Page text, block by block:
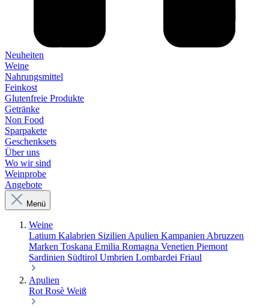
Neuheiten
Weine
Nahrungsmittel
Feinkost
Glutenfreie Produkte
Getränke
Non Food
Sparpakete
Geschenksets
Über uns
Wo wir sind
Weinprobe
Angebote
Menü
Weine
Latium Kalabrien Sizilien Apulien Kampanien Abruzzen
Marken Toskana Emilia Romagna Venetien Piemont
Sardinien Südtirol Umbrien Lombardei Friaul
Apulien
Rot Rosè Weiß